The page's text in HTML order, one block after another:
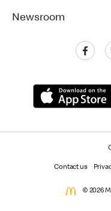
Newsroom
Contact us
© 2026